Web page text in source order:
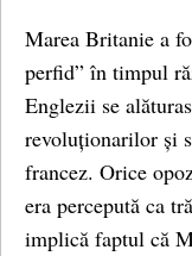
Marea Britanie a
perfid” în timpul
Englezii se
revoluționarilor și
francez. Orice
era percepută ca
implică faptul că